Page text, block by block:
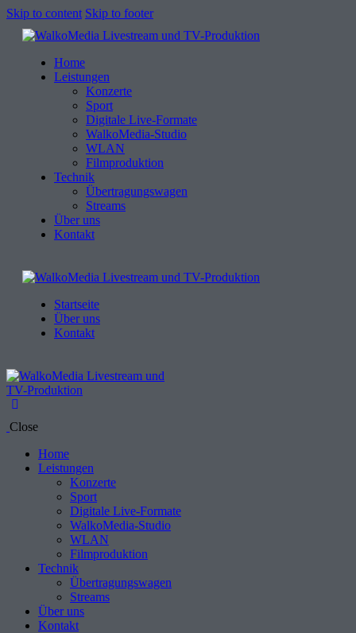
Skip to content Skip to footer
Home
Leistungen
Konzerte
Sport
Digitale Live-Formate
WalkoMedia-Studio
WLAN
Filmproduktion
Technik
Übertragungswagen
Streams
Über uns
Kontakt
Startseite
Über uns
Kontakt
Close
Home
Leistungen
Konzerte
Sport
Digitale Live-Formate
WalkoMedia-Studio
WLAN
Filmproduktion
Technik
Übertragungswagen
Streams
Über uns
Kontakt